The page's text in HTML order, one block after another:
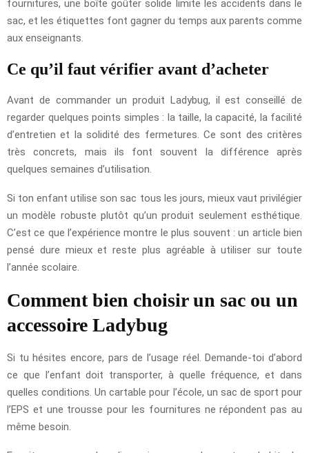
fournitures, une boîte goûter solide limite les accidents dans le
sac, et les étiquettes font gagner du temps aux parents comme
aux enseignants.
Ce qu’il faut vérifier avant d’acheter
Avant de commander un produit Ladybug, il est conseillé de
regarder quelques points simples : la taille, la capacité, la facilité
d’entretien et la solidité des fermetures. Ce sont des critères
très concrets, mais ils font souvent la différence après
quelques semaines d’utilisation.
Si ton enfant utilise son sac tous les jours, mieux vaut privilégier
un modèle robuste plutôt qu’un produit seulement esthétique.
C’est ce que l’expérience montre le plus souvent : un article bien
pensé dure mieux et reste plus agréable à utiliser sur toute
l’année scolaire.
Comment bien choisir un sac ou un
accessoire Ladybug
Si tu hésites encore, pars de l’usage réel. Demande-toi d’abord
ce que l’enfant doit transporter, à quelle fréquence, et dans
quelles conditions. Un cartable pour l’école, un sac de sport pour
l’EPS et une trousse pour les fournitures ne répondent pas au
même besoin.